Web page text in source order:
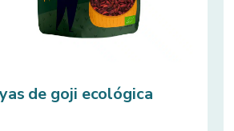
de goji ecológica